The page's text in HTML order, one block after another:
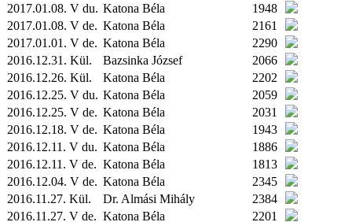
2017.01.08. V du. Katona Béla
1948
2017.01.08. V de. Katona Béla
2161
2017.01.01. V de. Katona Béla
2290
2016.12.31. Kül. Bazsinka József
2066
2016.12.26. Kül. Katona Béla
2202
2016.12.25. V du. Katona Béla
2059
2016.12.25. V de. Katona Béla
2031
2016.12.18. V de. Katona Béla
1943
2016.12.11. V du. Katona Béla
1886
2016.12.11. V de. Katona Béla
1813
2016.12.04. V de. Katona Béla
2345
2016.11.27. Kül. Dr. Almási Mihály
2384
2016.11.27. V de. Katona Béla
2201